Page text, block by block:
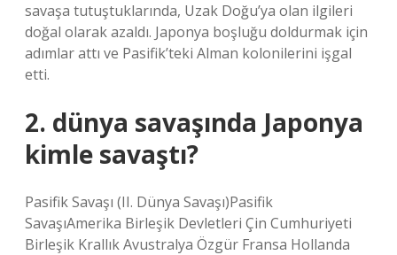
savaşa tutuştuklarında, Uzak Doğu’ya olan ilgileri
doğal olarak azaldı. Japonya boşluğu doldurmak için
adımlar attı ve Pasifik’teki Alman kolonilerini işgal
etti.
2. dünya savaşında Japonya
kimle savaştı?
Pasifik Savaşı (II. Dünya Savaşı)Pasifik
SavaşıAmerika Birleşik Devletleri Çin Cumhuriyeti
Birleşik Krallık Avustralya Özgür Fransa Hollanda